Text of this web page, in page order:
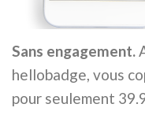
Sans engagement.
hellobadge, vous
pour seulement